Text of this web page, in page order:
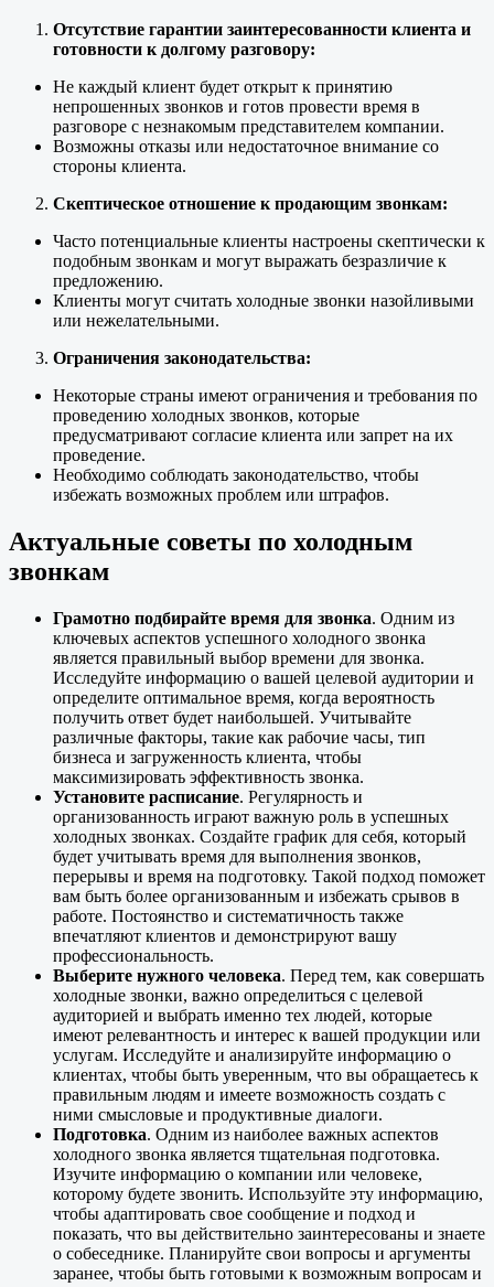
Отсутствие гарантии заинтересованности клиента и
готовности к долгому разговору:
Не каждый клиент будет открыт к принятию
непрошенных звонков и готов провести время в
разговоре с незнакомым представителем компании.
Возможны отказы или недостаточное внимание со
стороны клиента.
Скептическое отношение к продающим звонкам:
Часто потенциальные клиенты настроены скептически к
подобным звонкам и могут выражать безразличие к
предложению.
Клиенты могут считать холодные звонки назойливыми
или нежелательными.
Ограничения законодательства:
Некоторые страны имеют ограничения и требования по
проведению холодных звонков, которые
предусматривают согласие клиента или запрет на их
проведение.
Необходимо соблюдать законодательство, чтобы
избежать возможных проблем или штрафов.
Актуальные советы по холодным
звонкам
Грамотно подбирайте время для звонка. Одним из
ключевых аспектов успешного холодного звонка
является правильный выбор времени для звонка.
Исследуйте информацию о вашей целевой аудитории и
определите оптимальное время, когда вероятность
получить ответ будет наибольшей. Учитывайте
различные факторы, такие как рабочие часы, тип
бизнеса и загруженность клиента, чтобы
максимизировать эффективность звонка.
Установите расписание. Регулярность и
организованность играют важную роль в успешных
холодных звонках. Создайте график для себя, который
будет учитывать время для выполнения звонков,
перерывы и время на подготовку. Такой подход поможет
вам быть более организованным и избежать срывов в
работе. Постоянство и систематичность также
впечатляют клиентов и демонстрируют вашу
профессиональность.
Выберите нужного человека. Перед тем, как совершать
холодные звонки, важно определиться с целевой
аудиторией и выбрать именно тех людей, которые
имеют релевантность и интерес к вашей продукции или
услугам. Исследуйте и анализируйте информацию о
клиентах, чтобы быть уверенным, что вы обращаетесь к
правильным людям и имеете возможность создать с
ними смысловые и продуктивные диалоги.
Подготовка. Одним из наиболее важных аспектов
холодного звонка является тщательная подготовка.
Изучите информацию о компании или человеке,
которому будете звонить. Используйте эту информацию,
чтобы адаптировать свое сообщение и подход и
показать, что вы действительно заинтересованы и знаете
о собеседнике. Планируйте свои вопросы и аргументы
заранее, чтобы быть готовыми к возможным вопросам и